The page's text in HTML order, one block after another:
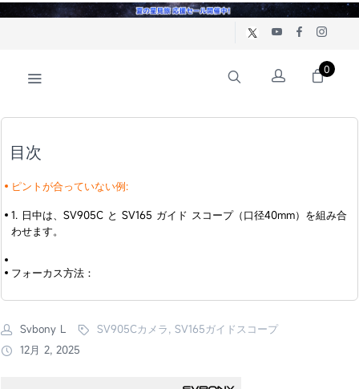
0
目次
ピントが合っていない例:
1. 日中は、SV905C と SV165 ガイド スコープ（口径40mm）を組み合
わせます。
フォーカス方法：
Svbony L
SV905Cカメラ, SV165ガイドスコープ
12月 2, 2025